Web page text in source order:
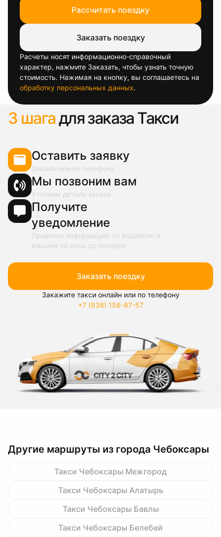
Рассчитать поездку
Заказать поездку
Расчеты носят информационно-справочный
характер, нажмите Заказать, чтобы узнать точную
стоимость. Нажимая на кнопку, вы соглашаетесь на
обработку персональных данных.
3 шагадля заказа Такси
Оставить заявку
Онлайн или по телефону
Мы позвоним вам
Уточним детали заказа
Получите
уведомление
Пришлем информацию по водителю и
машине за день до поездки
Заказать поездку
Закажите такси онлайн или по телефону
+7 (938) 156-87-57
Другие маршруты из города Чебоксары
Такси Чебоксары Межгород
Такси Чебоксары Алатырь
Такси Чебоксары Бавлы
Такси Чебоксары Белебей